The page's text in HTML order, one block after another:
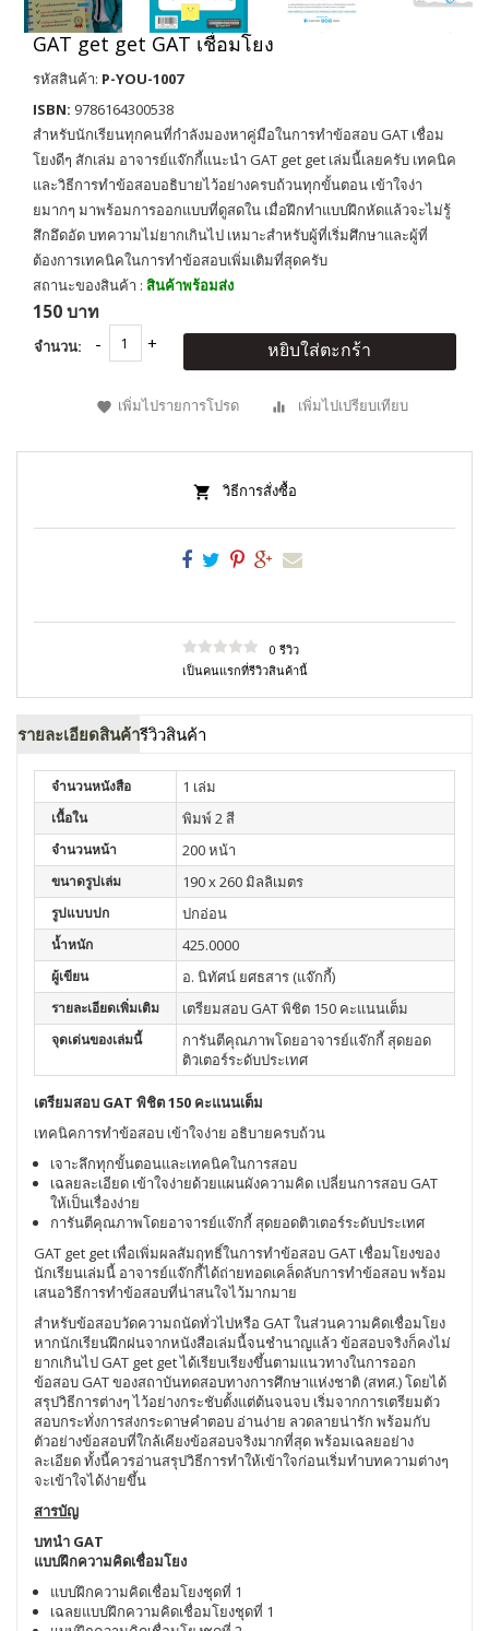
GAT get get GAT เชื่อมโยง
รหัสสินค้า: P-YOU-1007
ISBN: 9786164300538
สำหรับนักเรียนทุกคนที่กำลังมองหาคู่มือในการทำข้อสอบ GAT เชื่อม
โยงดีๆ สักเล่ม อาจารย์แจ๊กกี้แนะนำ GAT get get เล่มนี้เลยครับ เทคนิค
และวิธีการทำข้อสอบอธิบายไว้อย่างครบถ้วนทุกขั้นตอน เข้าใจง่า
ยมากๆ มาพร้อมการออกแบบที่ดูสดใน เมื่อฝึกทำแบบฝึกหัดแล้วจะไม่รู้
สึกอึดอัด บทความไม่ยากเกินไป เหมาะสำหรับผู้ที่เริ่มศึกษาและผู้ที่
ต้องการเทคนิคในการทำข้อสอบเพิ่มเติมที่สุดครับ
สถานะของสินค้า : สินค้าพร้อมส่ง
150 บาท
จำนวน: หยิบใส่ตะกร้า
เพิ่มไปรายการโปรด เพิ่มไปเปรียบเทียบ
วิธีการสั่งซื้อ
0 รีวิว
เป็นคนแรกที่รีวิวสินค้านี้
รายละเอียดสินค้ารีวิวสินค้า
จำนวนหนังสือ 1 เล่ม
เนื้อใน พิมพ์ 2 สี
จำนวนหน้า 200 หน้า
ขนาดรูปเล่ม 190 x 260 มิลลิเมตร
รูปแบบปก ปกอ่อน
น้ำหนัก 425.0000
ผู้เขียน อ. นิทัศน์ ยศธสาร (แจ๊กกี้)
รายละเอียดเพิ่มเติม เตรียมสอบ GAT พิชิต 150 คะแนนเต็ม
จุดเด่นของเล่มนี้
การันตีคุณภาพโดยอาจารย์แจ๊กกี้ สุดยอด
ติวเตอร์ระดับประเทศ
เตรียมสอบ GAT พิชิต 150 คะแนนเต็ม
เทคนิคการทำข้อสอบ เข้าใจง่าย อธิบายครบถ้วน
เจาะลึกทุกขั้นตอนและเทคนิคในการสอบ
เฉลยละเอียด เข้าใจง่ายด้วยแผนผังความคิด เปลี่ยนการสอบ GAT
ให้เป็นเรื่องง่าย
การันตีคุณภาพโดยอาจารย์แจ๊กกี้ สุดยอดติวเตอร์ระดับประเทศ
GAT get get เพื่อเพิ่มผลสัมฤทธิ์ในการทำข้อสอบ GAT เชื่อมโยงของ
นักเรียนเล่มนี้ อาจารย์แจ๊กกี้ได้ถ่ายทอดเคล็ดลับการทำข้อสอบ พร้อม
เสนอวิธีการทำข้อสอบที่น่าสนใจไว้มากมาย
สำหรับข้อสอบวัดความถนัดทั่วไปหรือ GAT ในส่วนความคิดเชื่อมโยง
หากนักเรียนฝึกฝนจากหนังสือเล่มนี้จนชำนาญแล้ว ข้อสอบจริงก็คงไม่
ยากเกินไป GAT get get ได้เรียบเรียงขึ้นตามแนวทางในการออก
ข้อสอบ GAT ของสถาบันทดสอบทางการศึกษาแห่งชาติ (สทศ.) โดยได้
สรุปวิธีการต่างๆ ไว้อย่างกระชับตั้งแต่ต้นจนจบ เริ่มจากการเตรียมตัว
สอบกระทั่งการส่งกระดาษคำตอบ อ่านง่าย ลวดลายน่ารัก พร้อมกับ
ตัวอย่างข้อสอบที่ใกล้เคียงข้อสอบจริงมากที่สุด พร้อมเฉลยอย่าง
ละเอียด ทั้งนี้ควรอ่านสรุปวิธีการทำให้เข้าใจก่อนเริ่มทำบทความต่างๆ
จะเข้าใจได้ง่ายขึ้น
สารบัญ
บทนำ GAT
แบบฝึกความคิดเชื่อมโยง
แบบฝึกความคิดเชื่อมโยงชุดที่ 1
เฉลยแบบฝึกความคิดเชื่อมโยงชุดที่ 1